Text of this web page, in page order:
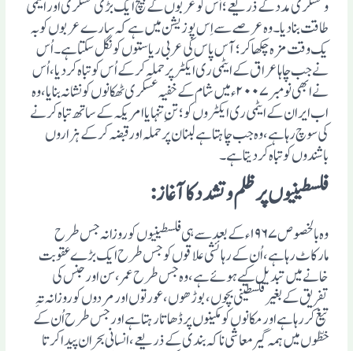
وعسکری مدد کے ذریعے ؛ اُس کو عربوں کے بیچ ایک بڑی عسکری اور ایٹمی
طاقت بنا دیا۔ وہ عرصے سے اِس پوزیشن میں ہے کہ سارے عربوں کو بہ
یک وقت مزہ چکھا کر؛ آس پاس کی عربی ریاستوں کو نگل سکتا ہے۔ اُس
نے جب چاہا عراق کے ایٹمی ری ایکٹر پر حملہ کرکے اُس کو تباہ کردیا، اُس
نے ابھی نومبر ۲۰۰۷ء میں شام کے خفیہ عسکری ٹھکانوں کو نشانہ بنایا، وہ
اب ایران کے ایٹمی ری ایکٹروں کو؛ تنِ تنہا یا امریکہ کے ساتھ تباہ کر نے
کی سوچ رہا ہے، وہ جب چاہتا ہے لبنان پر حملہ اور قبضہ کرکے ہزاروں
باشندوں کو تباہ کردیتا ہے۔
فلسطینیوں پر ظلم وتشدد کا آغاز:
وہ بالخصوص ۱۹۶۷ء کے بعد سے ہی فلسطینیوں کو روزانہ جس طرح
مارکاٹ رہا ہے، اُن کے رہائشی علاقوں کو جس طرح ایک بڑے عقوبت
خانے میں تبدیل کیے ہوئے ہے، وہ جس طرح عمر، سن اور جنس کی
تفریق کے بغیر فلسطینی بچوں، بوڑھوں، عورتوں اور مردوں کو روزانہ تہِ
تیغ کررہا ہے اور مکانوں کو مکینوں پر ڈھاتا رہتا ہے اور جس طرح اُن کے
خطّوں میں ہمہ گیر معاشی ناکہ بندی کے ذریعے ، انسانی بحران پیدا کرتا